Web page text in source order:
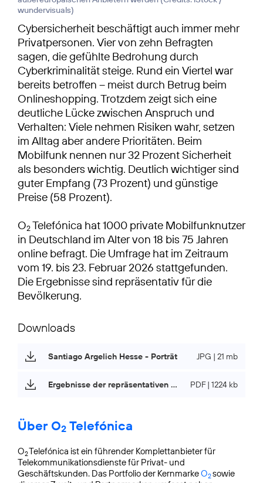
wundervisuals)
Cybersicherheit beschäftigt auch immer mehr
Privatpersonen. Vier von zehn Befragten
sagen, die gefühlte Bedrohung durch
Cyberkriminalität steige. Rund ein Viertel war
bereits betroffen – meist durch Betrug beim
Onlineshopping. Trotzdem zeigt sich eine
deutliche Lücke zwischen Anspruch und
Verhalten: Viele nehmen Risiken wahr, setzen
im Alltag aber andere Prioritäten. Beim
Mobilfunk nennen nur 32 Prozent Sicherheit
als besonders wichtig. Deutlich wichtiger sind
guter Empfang (73 Prozent) und günstige
Preise (58 Prozent).
O2Telefónica hat 1000 private Mobilfunknutzer
in Deutschland im Alter von 18 bis 75 Jahren
online befragt. Die Umfrage hat im Zeitraum
vom 19. bis 23. Februar 2026 stattgefunden.
Die Ergebnisse sind repräsentativ für die
Bevölkerung.
Downloads
Santiago Argelich Hesse - Porträt JPG | 21 mb
Ergebnisse der repräsentativen Umfrage PDF | 1224 kb
Über O2 Telefónica
O2Telefónica ist ein führender Komplettanbieter für
Telekommunikationsdienste für Privat- und
Geschäftskunden. Das Portfolio der KernmarkeO2sowie